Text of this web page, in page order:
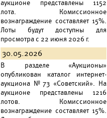
аукционе представлены 1152
лота. Комиссионное
вознаграждение составляет 15%.
Лоты будут доступны для
просмотра с 22 июня 2026 г.
30.05.2026
В разделе «Аукционы»
опубликован каталог интернет-
аукциона №73 «Советский». На
аукционе представлены 1216
лотов. Комиссионное
вознаграждение составляет 15%.